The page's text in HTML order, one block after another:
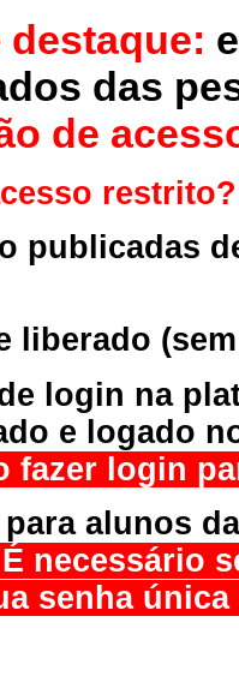
das
de
restrito?
publicadas
liberado
login na
e logado
fazer login
alunos
necessário
senha